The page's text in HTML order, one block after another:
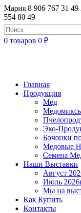
Мария 8 906 767 31 49
554 80 49
0 товаров 0 ₽
Главная
Продукция
Мёд
Эко-
Бочонки
Медовые
Семена
Наши Выставки
Август
Июль
Мы на
Как Купить
Контакты